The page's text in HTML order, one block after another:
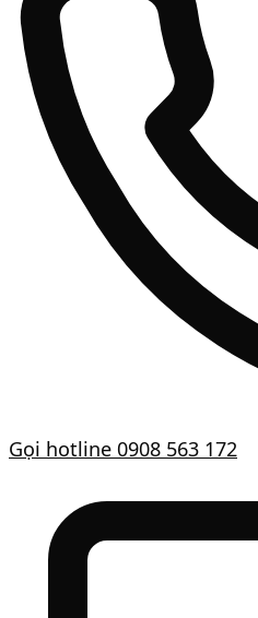
Gọi hotline 0908 563 172